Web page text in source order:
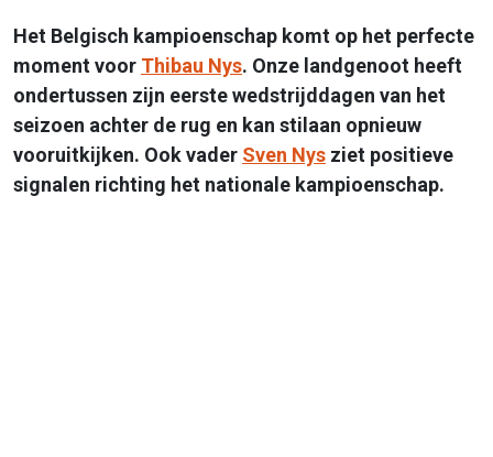
Het Belgisch kampioenschap komt op het perfecte
moment voor Thibau Nys. Onze landgenoot heeft
ondertussen zijn eerste wedstrijddagen van het
seizoen achter de rug en kan stilaan opnieuw
vooruitkijken. Ook vader Sven Nys ziet positieve
signalen richting het nationale kampioenschap.